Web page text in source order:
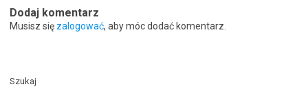
Dodaj komentarz
Musisz się zalogować, aby móc dodać komentarz.
Szukaj